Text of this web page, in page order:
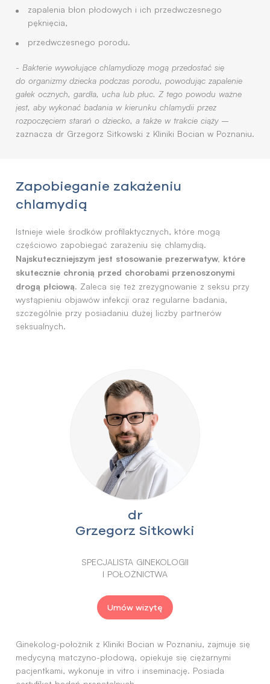
zapalenia błon płodowych i ich przedwczesnego
pęknięcia,
przedwczesnego porodu.
- Bakterie wywołujące chlamydiozę mogą przedostać się
do organizmy dziecka podczas porodu, powodując zapalenie
gałek ocznych, gardła, ucha lub płuc. Z tego powodu ważne
jest, aby wykonać badania w kierunku chlamydii przez
rozpoczęciem starań o dziecko, a także w trakcie ciąży –
zaznacza dr Grzegorz Sitkowski z Kliniki Bocian w Poznaniu.
Zapobieganie zakażeniu
chlamydią
Istnieje wiele środków profilaktycznych, które mogą
częściowo zapobiegać zarażeniu się chlamydią.
Najskuteczniejszym jest stosowanie prezerwatyw, które
skutecznie chronią przed chorobami przenoszonymi
drogą płciową. Zaleca się też zrezygnowanie z seksu przy
wystąpieniu objawów infekcji oraz regularne badania,
szczególnie przy posiadaniu dużej liczby partnerów
seksualnych.
dr
Grzegorz Sitkowki
SPECJALISTA GINEKOLOGII
I POŁOŻNICTWA
Umów wizytę
Ginekolog-położnik z Kliniki Bocian w Poznaniu, zajmuje się
medycyną matczyno-płodową, opiekuje się ciężarnymi
pacjentkami, wykonuje in vitro i inseminację. Posiada